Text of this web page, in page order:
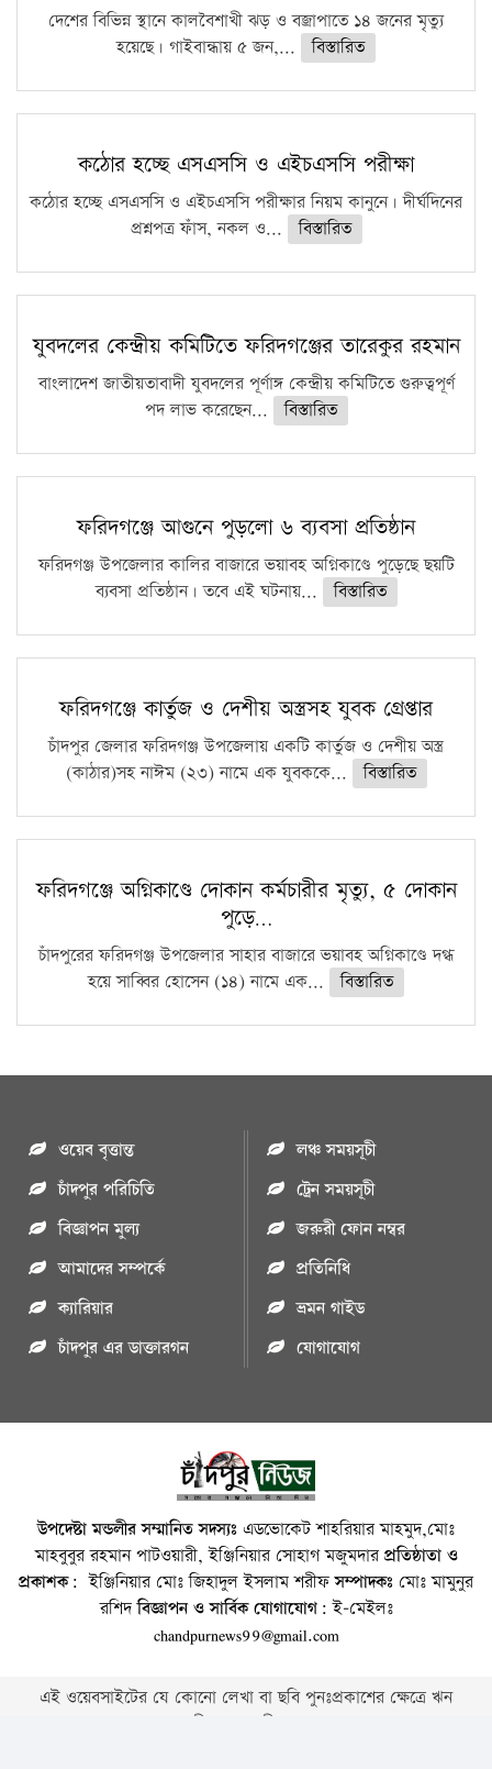
দেশের বিভিন্ন স্থানে কালবৈশাখী ঝড় ও বজ্রাপাতে ১৪ জনের মৃত্যু
হয়েছে। গাইবান্ধায় ৫ জন,...
বিস্তারিত
কঠোর হচ্ছে এসএসসি ও এইচএসসি পরীক্ষা
কঠোর হচ্ছে এসএসসি ও এইচএসসি পরীক্ষার নিয়ম কানুনে। দীর্ঘদিনের
প্রশ্নপত্র ফাঁস, নকল ও...
বিস্তারিত
যুবদলের কেন্দ্রীয় কমিটিতে ফরিদগঞ্জের তারেকুর রহমান
বাংলাদেশ জাতীয়তাবাদী যুবদলের পূর্ণাঙ্গ কেন্দ্রীয় কমিটিতে গুরুত্বপূর্ণ
পদ লাভ করেছেন...
বিস্তারিত
ফরিদগঞ্জে আগুনে পুড়লো ৬ ব্যবসা প্রতিষ্ঠান
ফরিদগঞ্জ উপজেলার কালির বাজারে ভয়াবহ অগ্নিকাণ্ডে পুড়েছে ছয়টি
ব্যবসা প্রতিষ্ঠান। তবে এই ঘটনায়...
বিস্তারিত
ফরিদগঞ্জে কার্তুজ ও দেশীয় অস্ত্রসহ যুবক গ্রেপ্তার
চাঁদপুর জেলার ফরিদগঞ্জ উপজেলায় একটি কার্তুজ ও দেশীয় অস্ত্র
(কাঠার)সহ নাঈম (২৩) নামে এক যুবককে...
বিস্তারিত
ফরিদগঞ্জে অগ্নিকাণ্ডে দোকান কর্মচারীর মৃত্যু, ৫ দোকান
পুড়ে…
চাঁদপুরের ফরিদগঞ্জ উপজেলার সাহার বাজারে ভয়াবহ অগ্নিকাণ্ডে দগ্ধ
হয়ে সাব্বির হোসেন (১৪) নামে এক...
বিস্তারিত
ওয়েব বৃত্তান্ত
চাঁদপুর পরিচিতি
বিজ্ঞাপন মুল্য
আমাদের সম্পর্কে
ক্যারিয়ার
চাঁদপুর এর ডাক্তারগন
লঞ্চ সময়সূচী
ট্রেন সময়সূচী
জরুরী ফোন নম্বর
প্রতিনিধি
ভ্রমন গাইড
যোগাযোগ
উপদেষ্টা মন্ডলীর সম্মানিত সদস্যঃ এডভোকেট শাহরিয়ার মাহমুদ,মোঃ
মাহবুবুর রহমান পাটওয়ারী, ইঞ্জিনিয়ার সোহাগ মজুমদারপ্রতিষ্ঠাতা ও
প্রকাশক: ইঞ্জিনিয়ার মোঃ জিহাদুল ইসলাম শরীফসম্পাদকঃ মোঃ মামুনুর
রশিদবিজ্ঞাপন ও সার্বিক যোগাযোগ: ই-মেইলঃ
chandpurnews99@gmail.com
এই ওয়েবসাইটের যে কোনো লেখা বা ছবি পুনঃপ্রকাশের ক্ষেত্রে ঋন
স্বীকার বাঞ্চনীয় ।